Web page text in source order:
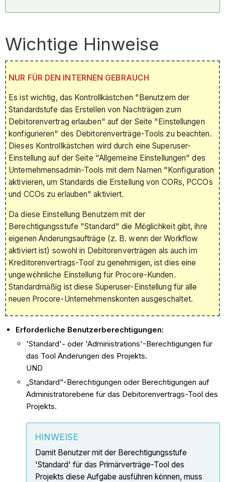
Wichtige Hinweise
NUR FÜR DEN INTERNEN GEBRAUCH
Es ist wichtig, das Kontrollkästchen "Benutzern der
Standardstufe das Erstellen von Nachträgen zum
Debitorenvertrag erlauben" auf der Seite "Einstellungen
konfigurieren" des Debitorenverträge-Tools zu beachten.
Dieses Kontrollkästchen wird durch eine Superuser-
Einstellung auf der Seite "Allgemeine Einstellungen" des
Unternehmensadmin-Tools mit dem Namen "Konfiguration
aktivieren, um Standards die Erstellung von CORs, PCCOs
und CCOs zu erlauben" aktiviert.
Da diese Einstellung Benutzern mit der
Berechtigungsstufe "Standard" die Möglichkeit gibt, ihre
eigenen Änderungsaufträge (z. B. wenn der Workflow
aktiviert ist) sowohl in Debitorenverträgen als auch im
Kreditorenvertrags-Tool zu genehmigen, ist dies eine
ungewöhnliche Einstellung für Procore-Kunden.
Standardmäßig ist diese Superuser-Einstellung für alle
neuen Procore-Unternehmenskonten ausgeschaltet.
Erforderliche Benutzerberechtigungen:
'Standard'- oder 'Administrations'-Berechtigungen für
das Tool Änderungen des Projekts.
UND
„Standard“-Berechtigungen oder Berechtigungen auf
Administratorebene für das Debitorenvertrags-Tool des
Projekts.
HINWEISE
Damit Benutzer mit der Berechtigungsstufe
'Standard' für das Primärverträge-Tool des
Projekts diese Aufgabe ausführen können, muss